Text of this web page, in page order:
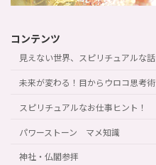
コンテンツ
見えない世界、スピリチュアルな話
未来が変わる！目からウロコ思考術
スピリチュアルなお仕事ヒント！
パワーストーン マメ知識
神社・仏閣参拝